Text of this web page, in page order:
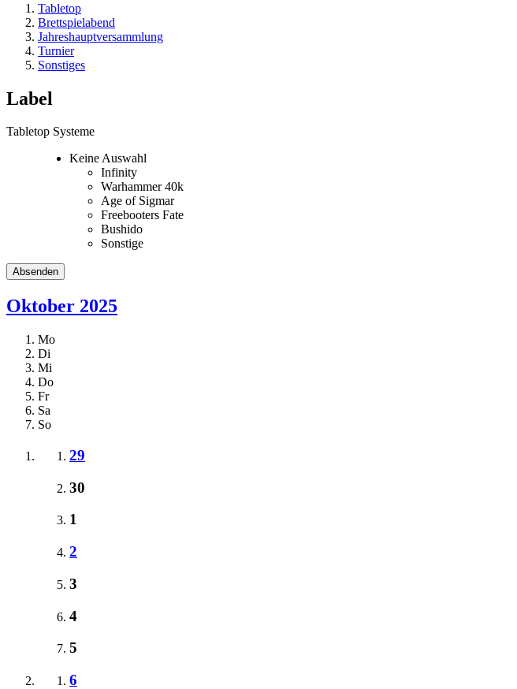
Tabletop
Brettspielabend
Jahreshauptversammlung
Turnier
Sonstiges
Label
Tabletop Systeme
Keine Auswahl
Infinity
Warhammer 40k
Age of Sigmar
Freebooters Fate
Bushido
Sonstige
Oktober 2025
Mo
Di
Mi
Do
Fr
Sa
So
29
30
1
2
3
4
5
6